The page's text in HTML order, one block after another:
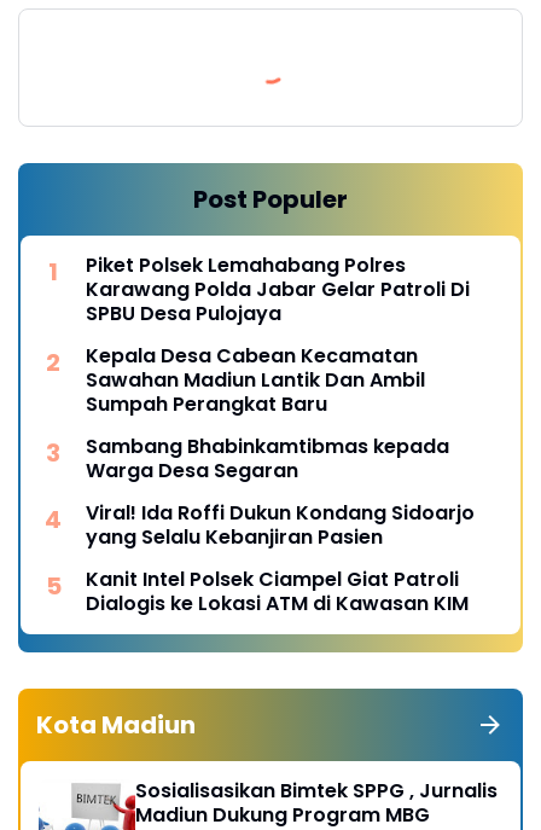
Post Populer
Piket Polsek Lemahabang Polres
Karawang Polda Jabar Gelar Patroli Di
SPBU Desa Pulojaya
Kepala Desa Cabean Kecamatan
Sawahan Madiun Lantik Dan Ambil
Sumpah Perangkat Baru
Sambang Bhabinkamtibmas kepada
Warga Desa Segaran
Viral! Ida Roffi Dukun Kondang Sidoarjo
yang Selalu Kebanjiran Pasien
Kanit Intel Polsek Ciampel Giat Patroli
Dialogis ke Lokasi ATM di Kawasan KIM
Kota Madiun
Sosialisasikan Bimtek SPPG , Jurnalis
Madiun Dukung Program MBG